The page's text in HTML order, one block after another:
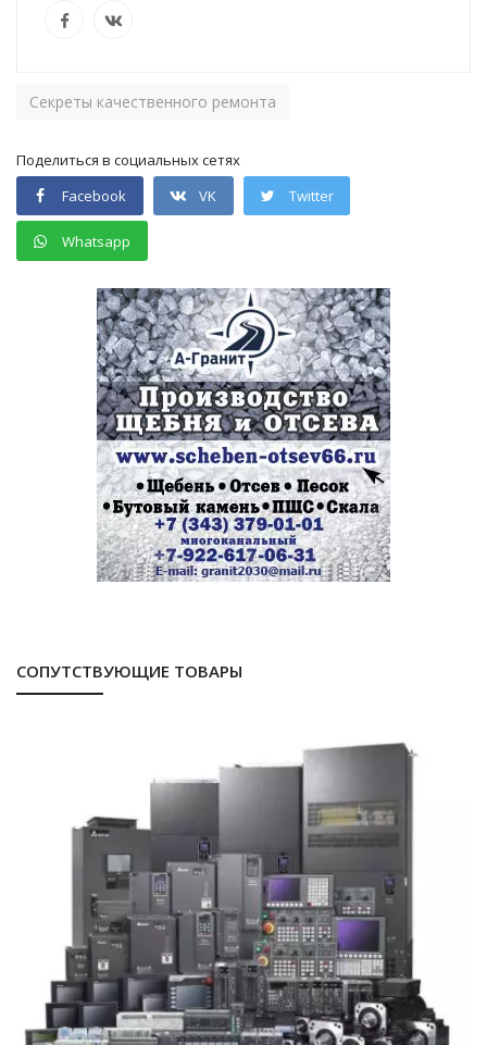
Секреты качественного ремонта
Поделиться в социальных сетях
Facebook
VK Twitter
Whatsapp
СОПУТСТВУЮЩИЕ ТОВАРЫ